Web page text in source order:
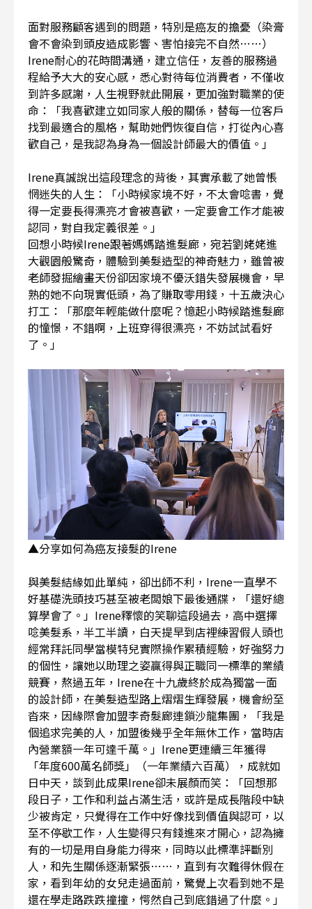
面對服務顧客遇到的問題，特別是癌友的擔憂（染膏
會不會染到頭皮造成影響、害怕接完不自然……）
Irene耐心的花時間溝通，建立信任，友善的服務過
程給予大大的安心感，悉心對待每位消費者，不僅收
到許多感謝，人生視野就此開展，更加強對職業的使
命：「我喜歡建立如同家人般的關係，替每一位客戶
找到最適合的風格，幫助她們恢復自信，打從內心喜
歡自己，是我認為身為一個設計師最大的價值。」
Irene真誠說出這段理念的背後，其實承載了她曾悵
惘迷失的人生：「小時候家境不好，不太會唸書，覺
得一定要長得漂亮才會被喜歡，一定要會工作才能被
認同，對自我定義很差。」
回想小時候Irene跟著媽媽踏進髮廊，宛若劉姥姥進
大觀園般驚奇，體驗到美髮造型的神奇魅力，雖曾被
老師發掘繪畫天份卻因家境不優沃錯失發展機會，早
熟的她不向現實低頭，為了賺取零用錢，十五歲決心
打工：「那麼年輕能做什麼呢？憶起小時候踏進髮廊
的憧憬，不錯啊，上班穿得很漂亮，不妨試試看好
了。」
▲分享如何為癌友接髮的Irene
與美髮結緣如此單純，卻出師不利，Irene一直學不
好基礎洗頭技巧甚至被老闆娘下最後通牒，「還好總
算學會了。」Irene釋懷的笑聊這段過去，高中選擇
唸美髮系，半工半讀，白天提早到店裡練習假人頭也
經常拜託同學當模特兒實際操作累積經驗，好強努力
的個性，讓她以助理之姿贏得與正職同一標準的業績
競賽，熬過五年，Irene在十九歲終於成為獨當一面
的設計師，在美髮造型路上熠熠生輝發展，機會紛至
沓來，因緣際會加盟李奇髮廊連鎖沙龍集團，「我是
個追求完美的人，加盟後幾乎全年無休工作，當時店
內營業額一年可達千萬。」Irene更連續三年獲得
「年度600萬名師獎」（一年業績六百萬），成就如
日中天，談到此成果Irene卻未展顏而笑：「回想那
段日子，工作和利益占滿生活，或許是成長階段中缺
少被肯定，只覺得在工作中好像找到價值與認可，以
至不停歇工作，人生變得只有錢進來才開心，認為擁
有的一切是用自身能力得來，同時以此標準評斷別
人，和先生關係逐漸緊張……，直到有次難得休假在
家，看到年幼的女兒走過面前，驚覺上次看到她不是
還在學走路跌跌撞撞，愕然自己到底錯過了什麼。」